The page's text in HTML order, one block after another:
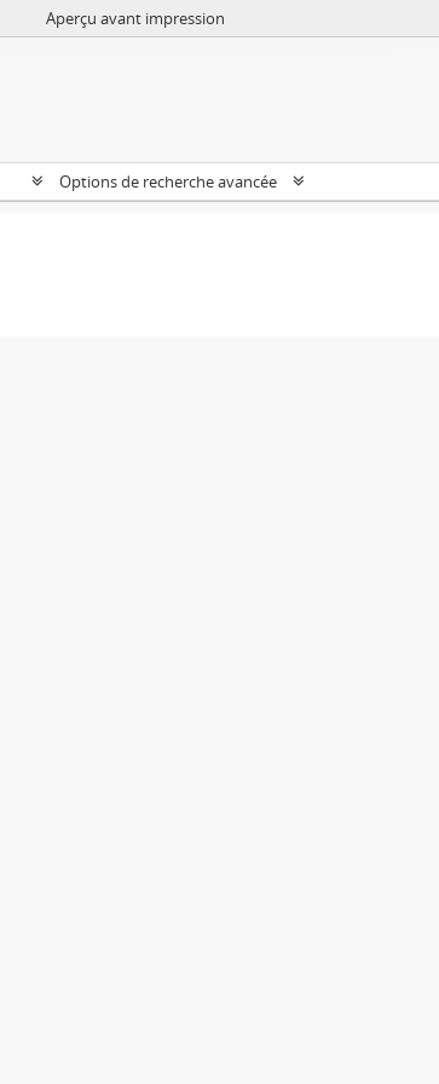
Aperçu avant impression
Options de recherche avancée